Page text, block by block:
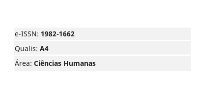
e-ISSN: 1982-1662
Qualis: A4
Área: Ciências Humanas